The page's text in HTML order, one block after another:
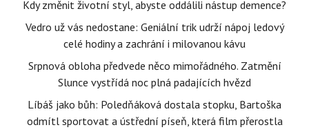
Kdy změnit životní styl, abyste oddálili nástup demence?
Vedro už vás nedostane: Geniální trik udrží nápoj ledový
celé hodiny a zachrání i milovanou kávu
Srpnová obloha předvede něco mimořádného. Zatmění
Slunce vystřídá noc plná padajících hvězd
Líbáš jako bůh: Poledňáková dostala stopku, Bartoška
odmítl sportovat a ústřední píseň, která film přerostla